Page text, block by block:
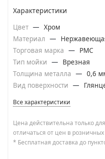
Характеристики
Цвет — Хром
Материал —
Торговая марка —
РМС
Тип мойки —
Врезная
Толщина металла — 0,6
Вид поверхности —
Все характеристики
Цена действительна только
отличаться от цен в
* Бесплатная доставка до